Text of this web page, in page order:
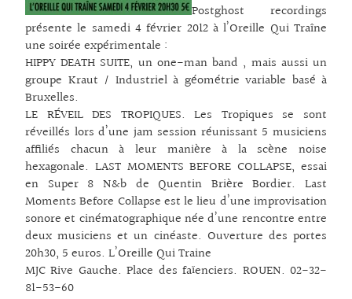
Postghost recordings
présente le samedi 4 février 2012 à l’Oreille Qui Traîne
une soirée expérimentale :
HIPPY DEATH SUITE, un one-man band , mais aussi un
groupe Kraut / Industriel à géométrie variable basé à
Bruxelles.
LE RÉVEIL DES TROPIQUES. Les Tropiques se sont
réveillés lors d’une jam session réunissant 5 musiciens
affiliés chacun à leur manière à la scène noise
hexagonale. LAST MOMENTS BEFORE COLLAPSE, essai
en Super 8 N&b de Quentin Brière Bordier. Last
Moments Before Collapse est le lieu d’une improvisation
sonore et cinématographique née d’une rencontre entre
deux musiciens et un cinéaste. Ouverture des portes
20h30, 5 euros. L’Oreille Qui Traine
MJC Rive Gauche. Place des faïenciers. ROUEN. 02-32-
81-53-60